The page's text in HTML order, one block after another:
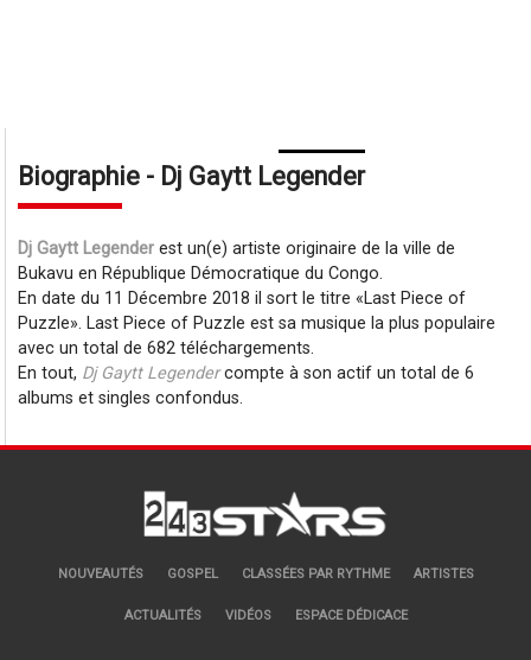
Biographie - Dj Gaytt Legender
Dj Gaytt Legender est un(e) artiste originaire de la ville de
Bukavu en République Démocratique du Congo.
En date du 11 Décembre 2018 il sort le titre Last Piece of
Puzzle . Last Piece of Puzzle est sa musique la plus populaire
avec un total de 682 téléchargements.
En tout, Dj Gaytt Legendercompte à son actif un total de 6
albums et singles confondus.
NOUVEAUTÉS GOSPEL CLASSÉES PAR RYTHME ARTISTES
ACTUALITÉS VIDÉOS ESPACE DÉDICACE